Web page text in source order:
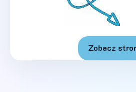
Zobacz